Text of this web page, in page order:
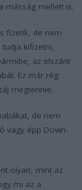
másság mellett is.
fizetik, de nem
kifizetni,
az elszánt
Ez már rég
megtennie.
de nem
vagy épp Down-
olyan, mint az
mi az a